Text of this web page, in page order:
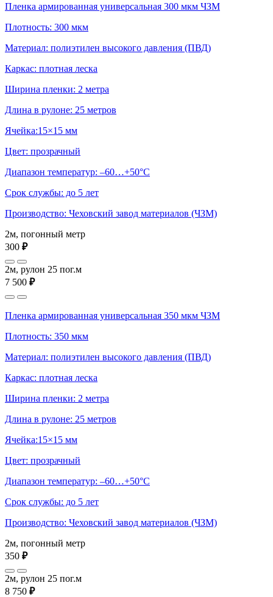
Пленка армированная универсальная 300 мкм ЧЗМ
Плотность: 300 мкм
Материал: полиэтилен высокого давления (ПВД)
Каркас: плотная леска
Ширина пленки: 2 метра
Длина в рулоне: 25 метров
Ячейка:15×15 мм
Цвет: прозрачный
Диапазон температур: –60…+50°С
Срок службы: до 5 лет
Производство: Чеховский завод материалов (ЧЗМ)
2м, погонный метр
300 ₽
2м, рулон 25 пог.м
7 500 ₽
Пленка армированная универсальная 350 мкм ЧЗМ
Плотность: 350 мкм
Материал: полиэтилен высокого давления (ПВД)
Каркас: плотная леска
Ширина пленки: 2 метра
Длина в рулоне: 25 метров
Ячейка:15×15 мм
Цвет: прозрачный
Диапазон температур: –60…+50°С
Срок службы: до 5 лет
Производство: Чеховский завод материалов (ЧЗМ)
2м, погонный метр
350 ₽
2м, рулон 25 пог.м
8 750 ₽